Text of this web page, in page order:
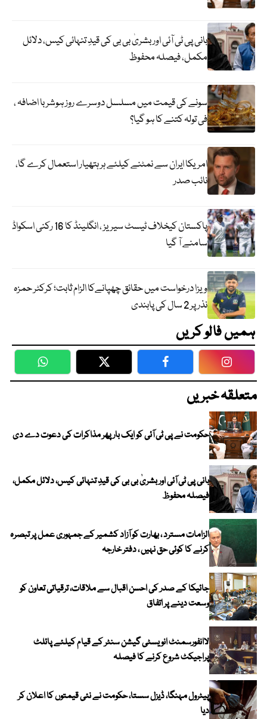
بانی پی ٹی آئی اور بشریٰ بی بی کی قیدِ تنہائی کیس، دلائل
مکمل، فیصلہ محفوظ
سونے کی قیمت میں مسلسل دوسرے روز ہوشربا اضافہ ،
فی تولہ کتنے کا ہو گیا؟
امریکا ایران سے نمٹنے کیلئے ہر ہتھیار استعمال کرے گا،
نائب صدر
پاکستان کیخلاف ٹیسٹ سیریز ، انگلینڈ کا 16 رکنی اسکواڈ
سامنے آ گیا
ویزا درخواست میں حقائق چھپانےکا الزام ثابت؛ کرکٹر حمزہ
نذر پر 2 سال کی پابندی
ہمیں فالو کریں
WhatsApp Twitter Facebook
متعلقہ خبریں
حکومت نے پی ٹی آئی کو ایک بارپھر مذاکرات کی دعوت دے دی
بانی پی ٹی آئی اور بشریٰ بی بی کی قیدِ تنہائی کیس، دلائل مکمل،
فیصلہ محفوظ
الزامات مسترد ، بھارت کو آزاد کشمیر کے جمہوری عمل پر تبصرہ
کرنے کا کوئی حق نہیں ، دفتر خارجہ
جائیکا کے صدر کی احسن اقبال سے ملاقات، ترقیاتی تعاون کو
وسعت دینے پر اتفاق
لاانفورسمنٹ انویسٹی گیشن سنٹر کے قیام کیلئے پائلٹ
پراجیکٹ شروع کرنے کا فیصلہ
پیٹرول مہنگا، ڈیزل سستا، حکومت نے نئی قیمتوں کا اعلان کر
دیا